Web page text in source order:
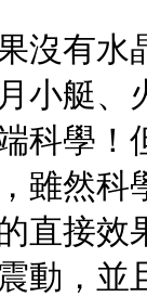
有水晶
小艇
科學！
雖然科
直接效
動，並